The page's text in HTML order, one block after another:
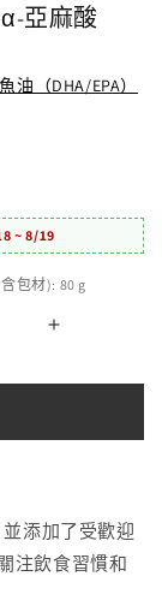
亞麻酸
油（DHA/EPA）
~ 8/19
包材): 80 g
Asahi
Natura
激
酶
添加了受歡迎
注飲食習慣和